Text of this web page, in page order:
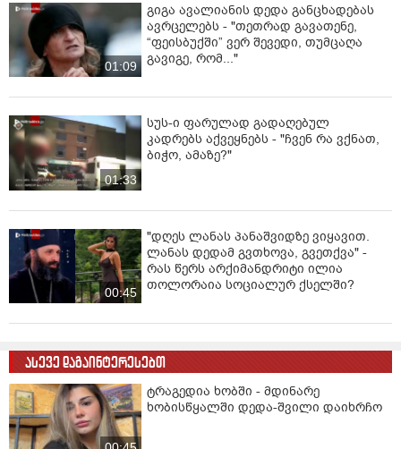
01:09
გიგა ავალიანის დედა განცხადებას
ავრცელებს - "თეთრად გავათენე,
“ფეისბუქში” ვერ შევედი, თუმცაღა
გავიგე, რომ..."
01:33
სუს-ი ფარულად გადაღებულ
კადრებს აქვეყნებს - "ჩვენ რა ვქნათ,
ბიჭო, ამაზე?"
00:45
"დღეს ლანას პანაშვიდზე ვიყავით.
ლანას დედამ გვთხოვა, გვეთქვა" -
რას წერს არქიმანდრიტი ილია
თოლორაია სოციალურ ქსელში?
ასევე დაგაინტერესებთ
ტრაგედია ხობში - მდინარე
ხობისწყალში დედა-შვილი დაიხრჩო